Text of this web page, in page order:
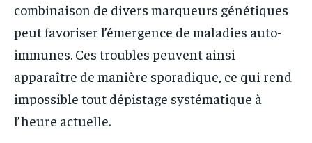
combinaison de divers marqueurs génétiques
peut favoriser l’émergence de maladies auto-
immunes. Ces troubles peuvent ainsi
apparaître de manière sporadique, ce qui rend
impossible tout dépistage systématique à
l’heure actuelle.